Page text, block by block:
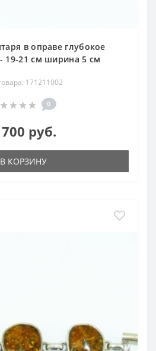
в оправе глубокое
19-21 см ширина 5 см
171211002
0
руб.
В КОРЗИНУ